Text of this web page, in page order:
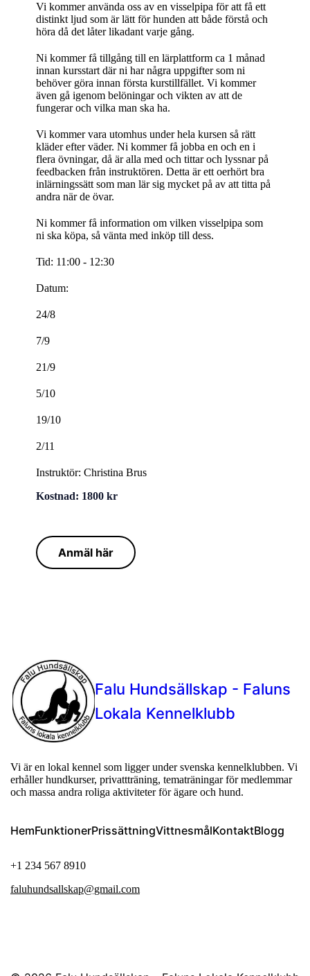
Vi kommer använda oss av en visselpipa för att få ett
distinkt ljud som är lätt för hunden att både förstå och
höra då det låter likadant varje gång.
Ni kommer få tillgång till en lärplattform ca 1 månad
innan kursstart där ni har några uppgifter som ni
behöver göra innan första kurstillfället. Vi kommer
även gå igenom belöningar och vikten av att de
fungerar och vilka man ska ha.
Vi kommer vara utomhus under hela kursen så rätt
kläder efter väder. Ni kommer få jobba en och en i
flera övningar, då är alla med och tittar och lyssnar på
feedbacken från instruktören. Detta är ett oerhört bra
inlärningssätt som man lär sig mycket på av att titta på
andra när de övar.
Ni kommer få information om vilken visselpipa som
ni ska köpa, så vänta med inköp till dess.
Tid: 11:00 - 12:30
Datum:
24/8
7/9
21/9
5/10
19/10
2/11
Instruktör: Christina Brus
Kostnad: 1800 kr
Anmäl här
Falu Hundsällskap - Faluns
Lokala Kennelklubb
Vi är en lokal kennel som ligger under svenska kennelklubben. Vi
erhåller hundkurser, privattträning, tematräningar för medlemmar
och massa andra roliga aktiviteter för ägare och hund.
HemFunktionerPrissättningVittnesmålKontaktBlogg
+1 234 567 8910
faluhundsallskap@gmail.com